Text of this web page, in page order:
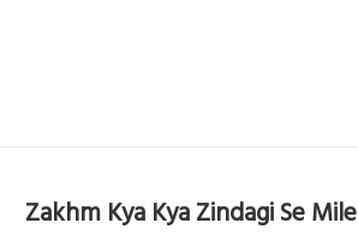
Zakhm Kya Kya Zindagi Se Mile